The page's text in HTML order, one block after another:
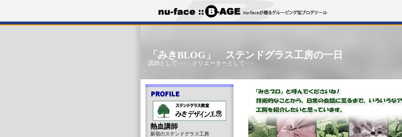
「みきBLOG」 ステンドグラス工房の一日
講師として･･･ クリエーターとして･･･
熱血講師
新宿のステンドグラス工房